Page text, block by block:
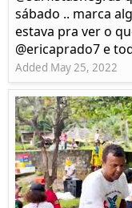
sábado .. marca
estava pra ver o
@ericaprado7 e
Added May 25, 2022